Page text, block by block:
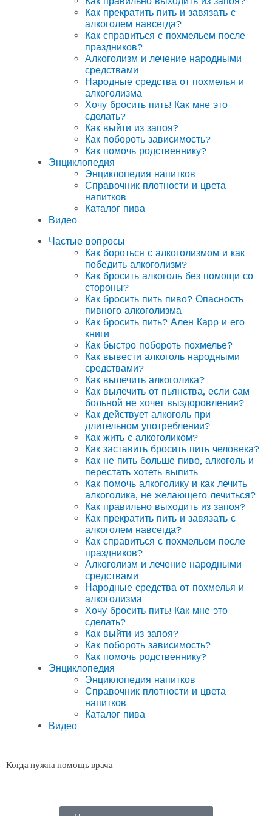
Как прекратить пить и завязать с
алкоголем навсегда?
Как справиться с похмельем после
праздников?
Алкоголизм и лечение народными
средствами
Народные средства от похмелья и
алкоголизма
Хочу бросить пить! Как мне это
сделать?
Как выйти из запоя?
Как побороть зависимость?
Как помочь родственнику?
Энциклопедия
Энциклопедия напитков
Справочник плотности и цвета
напитков
Каталог пива
Видео
Частые вопросы
Как бороться с алкоголизмом и как
победить алкоголизм?
Как бросить алкоголь без помощи со
стороны?
Как бросить пить пиво? Опасность
пивного алкоголизма
Как бросить пить? Ален Карр и его
книги
Как быстро побороть похмелье?
Как вывести алкоголь народными
средствами?
Как вылечить алкоголика?
Как вылечить от пьянства, если сам
больной не хочет выздоровления?
Как действует алкоголь при
длительном употреблении?
Как жить с алкоголиком?
Как заставить бросить пить человека?
Как не пить больше пиво, алкоголь и
перестать хотеть выпить
Как помочь алкоголику и как лечить
алкоголика, не желающего лечиться?
Как правильно выходить из запоя?
Как прекратить пить и завязать с
алкоголем навсегда?
Как справиться с похмельем после
праздников?
Алкоголизм и лечение народными
средствами
Народные средства от похмелья и
алкоголизма
Хочу бросить пить! Как мне это
сделать?
Как выйти из запоя?
Как побороть зависимость?
Как помочь родственнику?
Энциклопедия
Энциклопедия напитков
Справочник плотности и цвета
напитков
Каталог пива
Видео
Когда нужна помощь врача